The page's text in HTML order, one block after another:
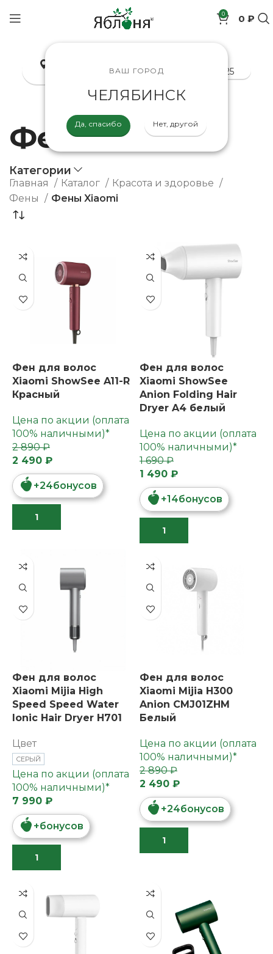
0
позиций0 ₽
ВАШ ГОРОД
ЧЕЛЯБИНСК
Да, спасибо Нет, другой
8-800-200-70-25
Фены Xiaomi
Категории
Главная Каталог
Красота и здоровье
Фены
Фены Xiaomi
Фен для волос
Xiaomi ShowSee A11-R
Красный
Цена по акции (оплата
100% наличными)*
2 490 ₽
+24бонусов
2 890 ₽
Фен для волос
Xiaomi ShowSee
Anion Folding Hair
Dryer A4 белый
Цена по акции (оплата
100% наличными)*
1 490 ₽
+14бонусов
1 690 ₽
Фен для волос
Xiaomi Mijia High
Speed Speed Water
lonic Hair Dryer H701
Цвет
СЕРЫЙ
Цена по акции (оплата
100% наличными)*
7 990 ₽
+бонусов
Фен для волос
Xiaomi Mijia H300
Anion CMJ01ZHM
Белый
Цена по акции (оплата
100% наличными)*
2 490 ₽
+24бонусов
2 890 ₽